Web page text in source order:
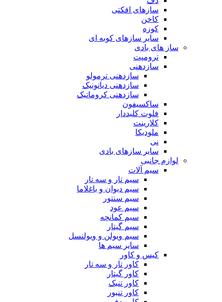
سازهای افکتی
کاخن
کوزه
سایر سازهای کوبه ای
ساز های بادی
ترومپت
سازدهنی
سازدهنی ترمولو
سازدهنی دیاتونیک
سازدهنی کروماتیک
ساکسیفون
فلوت کلیددار
کلارینت
ملودیکا
نی
سایر سازهای بادی
لوازم جانبی
سیم آلات
سیم تار و سه تار
سیم دیوان و باغلاما
سیم سنتور
سیم عود
سیم کمانچه
سیم گیتار
سیم ویولن و ویولنسل
سایر سیم ها
کیس و کاور
کاور تار و سه تار
کاور گیتار
کاور تنبک
کاور تنبور